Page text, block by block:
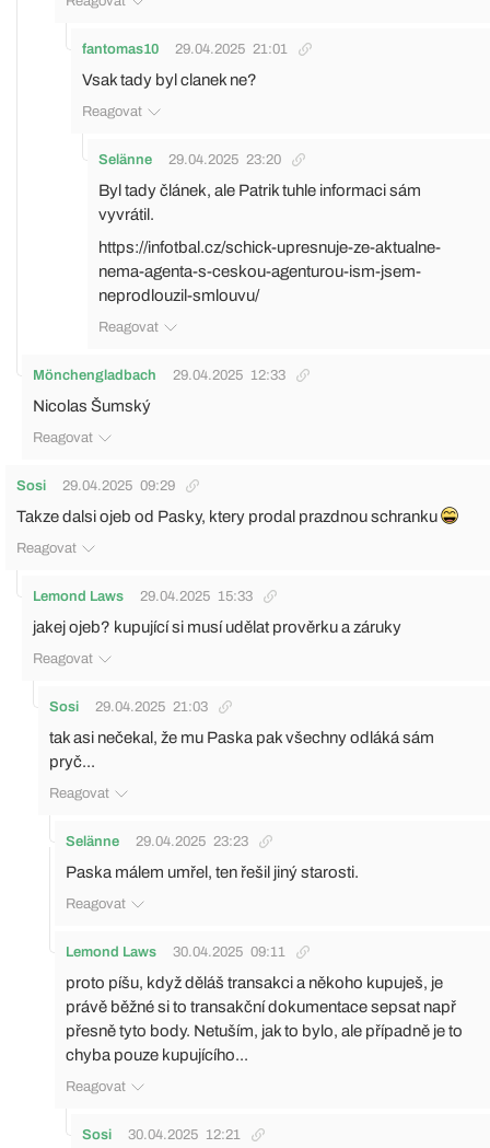
fantomas10 29.04.2025 21:01
Vsak tady byl clanek ne?
Reagovat
Selänne 29.04.2025 23:20
Byl tady článek, ale Patrik tuhle informaci sám
vyvrátil.
https://infotbal.cz/schick-upresnuje-ze-aktualne-
nema-agenta-s-ceskou-agenturou-ism-jsem-
neprodlouzil-smlouvu/
Reagovat
Mönchengladbach 29.04.2025 12:33
Nicolas Šumský
Reagovat
Sosi 29.04.2025 09:29
Takze dalsi ojeb od Pasky, ktery prodal prazdnou schranku
Reagovat
Lemond Laws 29.04.2025 15:33
jakej ojeb? kupující si musí udělat prověrku a záruky
Reagovat
Sosi 29.04.2025 21:03
tak asi nečekal, že mu Paska pak všechny odláká sám
pryč...
Reagovat
Selänne 29.04.2025 23:23
Paska málem umřel, ten řešil jiný starosti.
Reagovat
Lemond Laws 30.04.2025 09:11
proto píšu, když děláš transakci a někoho kupuješ, je
právě běžné si to transakční dokumentace sepsat např
přesně tyto body. Netuším, jak to bylo, ale případně je to
chyba pouze kupujícího...
Reagovat
Sosi 30.04.2025 12:21